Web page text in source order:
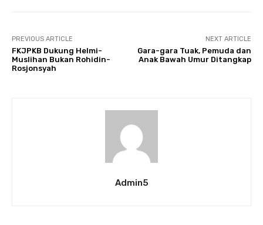
PREVIOUS ARTICLE
FKJPKB Dukung Helmi-
Muslihan Bukan Rohidin-
Rosjonsyah
NEXT ARTICLE
Gara-gara Tuak, Pemuda dan
Anak Bawah Umur Ditangkap
Admin5